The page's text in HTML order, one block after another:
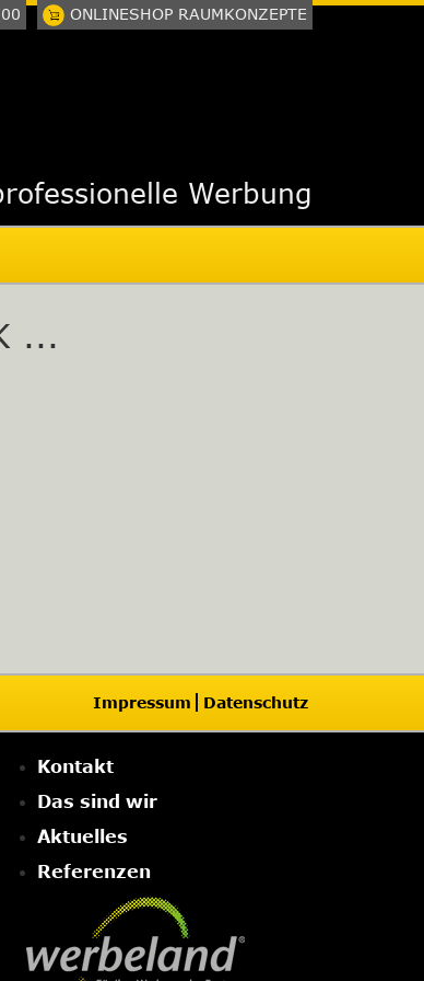
ONLINESHOP RAUMKONZEPTE
Werbung
...
Impressum Datenschutz
Kontakt
Das sind wir
Aktuelles
Referenzen